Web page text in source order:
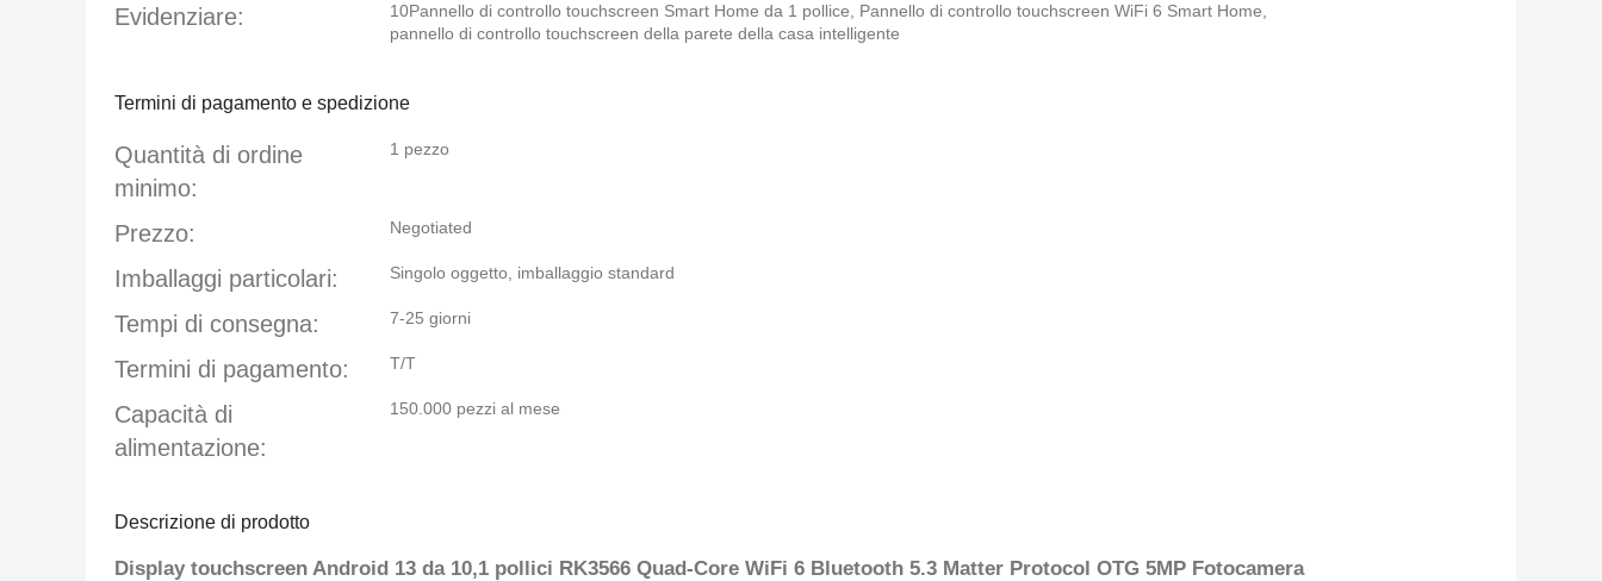
Evidenziare: 10Pannello di controllo touchscreen Smart Home da 1 pollice Pannello di controllo touchscreen WiFi 6 Smart Home
pannello di controllo touchscreen della parete della casa intelligente
Termini di pagamento e spedizione
Quantità di ordine
minimo:
1 pezzo
Prezzo: Negotiated
Imballaggi particolari: Singolo oggetto, imballaggio standard
Tempi di consegna: 7-25 giorni
Termini di pagamento: T/T
Capacità di
alimentazione:
150.000 pezzi al mese
Descrizione di prodotto
Display touchscreen Android 13 da 10,1 pollici RK3566 Quad-Core WiFi 6 Bluetooth 5.3 Matter Protocol OTG 5MP Fotocamera